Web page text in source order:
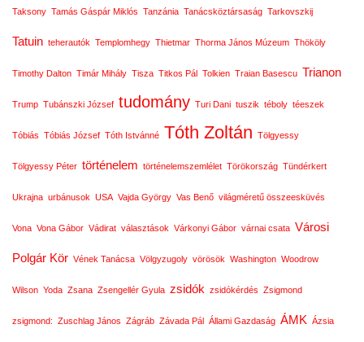
Taksony Tamás Gáspár Miklós Tanzánia Tanácsköztársaság Tarkovszkij
Tatuin teherautók Templomhegy Thietmar Thorma János Múzeum Thököly
Timothy Dalton Timár Mihály Tisza Titkos Pál Tolkien Traian Basescu Trianon
Trump Tubánszki József tudomány Turi Dani tuszik téboly téeszek
Tóbiás Tóbiás József Tóth Istvánné Tóth Zoltán Tölgyessy
Tölgyessy Péter történelem történelemszemlélet Törökország Tündérkert
Ukrajna urbánusok USA Vajda György Vas Benő világméretű összeesküvés
Vona Vona Gábor Vádirat választások Várkonyi Gábor várnai csata Városi
Polgár Kör Vének Tanácsa Völgyzugoly vörösök Washington Woodrow
Wilson Yoda Zsana Zsengellér Gyula zsidók zsidókérdés Zsigmond
zsigmond: Zuschlag János Zágráb Závada Pál Állami Gazdaság ÁMK Ázsia